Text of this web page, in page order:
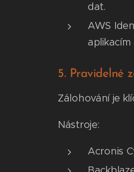
dat.
AWS
5. Pravidelné
Zálohování je
Nástroje:
Acronis